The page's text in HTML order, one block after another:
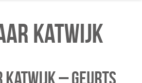
Katwijk
Katwijk – Geurts